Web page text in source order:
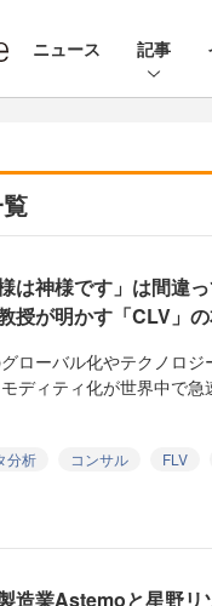
ニュース 記事
は神様です」は間違
授が明かす「CLV」
ローバル化やテクノロ
ディティ化が世界中で
分析 コンサル FLV
造業Astemoと星野